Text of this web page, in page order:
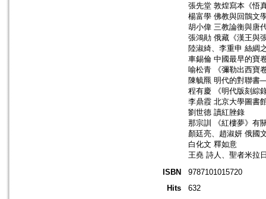
張先堂 敦煌寫本《悟
楊富學 佛教與回鶻文
胡小偉 三教論衡與唐
張鴻勛 俄藏《漢王與
陸淑綺、李重申 絲綢
車錫倫 中國最早的寶
喻松青 《彌勒出西寶
陳毓羆 明代的對聯
程有慶 《明代版刻綜
李鼎霞 北京大學圖書
劉世德 讀紅脞錄
那宗訓 《紅樓夢》有
顏廷亮、趙淑妍 俄國
白化文 釋如意
王堯 詩人、聖者米拉
ISBN
9787101015720
Hits
632